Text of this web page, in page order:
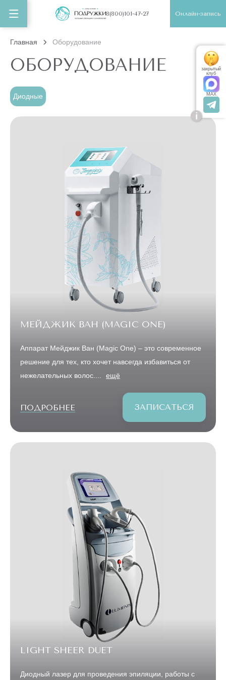
8(800)101-47-27 Онлайн-запись
Главная Оборудование
ОБОРУДОВАНИЕ
Диодные
МЕЙДЖИК ВАН (MAGIC ONE)
Аппарат Мейджик Ван (Magic One) – это современное
решение для тех, кто хочет навсегда избавиться от
нежелательных волос....
ещё
ПОДРОБНЕЕ ЗАПИСАТЬСЯ
LIGHT SHEER DUET
Диодный лазер для проведения эпиляции, работы с
i
закрытый
клуб
MAX